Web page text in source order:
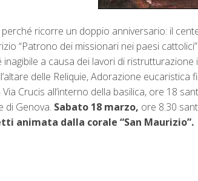
ricorre un doppio anniversario: il
“Patrono dei missionari nei paesi
a causa dei lavori di
delle Reliquie, Adorazione
Crucis all’interno della basilica, ore 18
di Genova. Sabato 18 marzo, ore 8.30
animata dalla corale “San Maurizio”.